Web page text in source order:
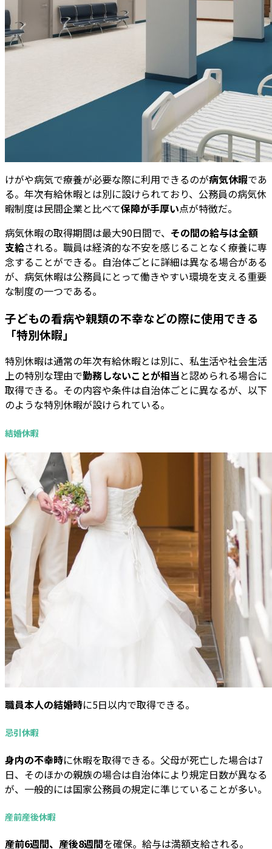
けがや病気で療養が必要な際に利用できるのが病気休暇であ
る。年次有給休暇とは別に設けられており、公務員の病気休
暇制度は民間企業と比べて保障が手厚い点が特徴だ。
病気休暇の取得期間は最大90日間で、 その間の給与は全額
支給される。職員は経済的な不安を感じることなく療養に専
念することができる。自治体ごとに詳細は異なる場合がある
が、病気休暇は公務員にとって働きやすい環境を支える重要
な制度の一つである。
子どもの看病や親類の不幸などの際に使用できる
「特別休暇」
特別休暇は通常の年次有給休暇とは別に、私生活や社会生活
上の特別な理由で勤務しないことが相当と認められる場合に
取得できる。その内容や条件は自治体ごとに異なるが、以下
のような特別休暇が設けられている。
結婚休暇
職員本人の結婚時に5日以内で取得できる。
忌引休暇
身内の不幸時に休暇を取得できる。父母が死亡した場合は7
日、そのほかの親族の場合は自治体により規定日数が異なる
が、一般的には国家公務員の規定に準じていることが多い。
産前産後休暇
産前6週間、産後8週間を確保。給与は満額支給される。